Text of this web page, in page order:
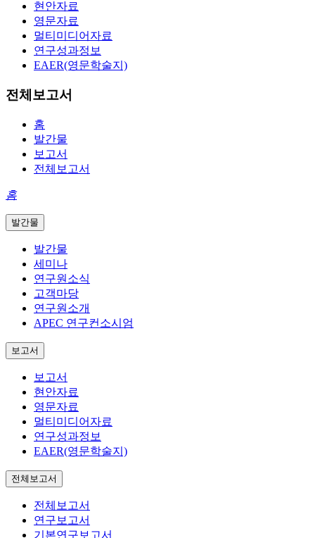
현안자료
영문자료
멀티미디어자료
연구성과정보
EAER(영문학술지)
전체보고서
홈
발간물
보고서
전체보고서
홈
발간물
발간물
세미나
연구원소식
고객마당
연구원소개
APEC 연구컨소시엄
보고서
보고서
현안자료
영문자료
멀티미디어자료
연구성과정보
EAER(영문학술지)
전체보고서
전체보고서
연구보고서
기본연구보고서